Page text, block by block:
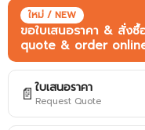
ใหม่ / NEW
ขอใบเสนอราคา & สั่ง
quote & order
📄 ใบเสนอราคา
Request Quote